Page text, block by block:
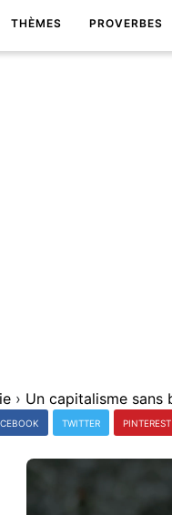
THÈMES PROVERBES
›
TWITTER PINTEREST